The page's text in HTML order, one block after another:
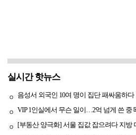
실시간 핫뉴스
음성서 외국인 10여 명이 집단 패싸움하다
VIP 1인실에서 무슨 일이…2억 넘게 쓴 중